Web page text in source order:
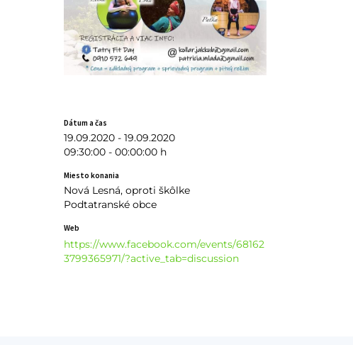
Dátum a čas
19.09.2020 - 19.09.2020
09:30:00 - 00:00:00 h
Miesto konania
Nová Lesná, oproti škôlke
Podtatranské obce
Web
https://www.facebook.com/events/68162
3799365971/?active_tab=discussion